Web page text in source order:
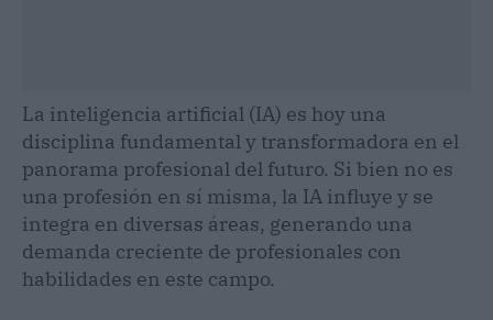
La inteligencia artificial (IA) es hoy una
disciplina fundamental y transformadora en el
panorama profesional del futuro. Si bien no es
una profesión en sí misma, la IA influye y se
integra en diversas áreas, generando una
demanda creciente de profesionales con
habilidades en este campo.